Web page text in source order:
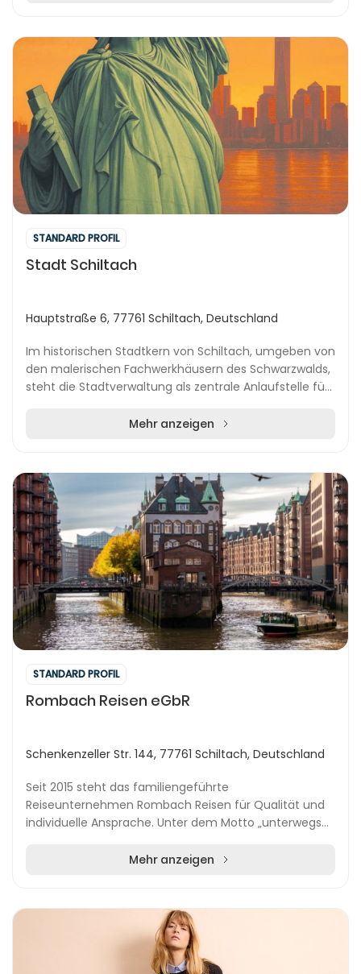
STANDARD PROFIL
Stadt Schiltach
Hauptstraße 6, 77761 Schiltach, Deutschland
Im historischen Stadtkern von Schiltach, umgeben von
den malerischen Fachwerkhäusern des Schwarzwalds,
steht die Stadtverwaltung als zentrale Anlaufstelle für
Mehr anzeigen
STANDARD PROFIL
Rombach Reisen eGbR
Schenkenzeller Str. 144, 77761 Schiltach, Deutschland
Seit 2015 steht das familiengeführte
Reiseunternehmen Rombach Reisen für Qualität und
individuelle Ansprache. Unter dem Motto „unterwegs
Mehr anzeigen